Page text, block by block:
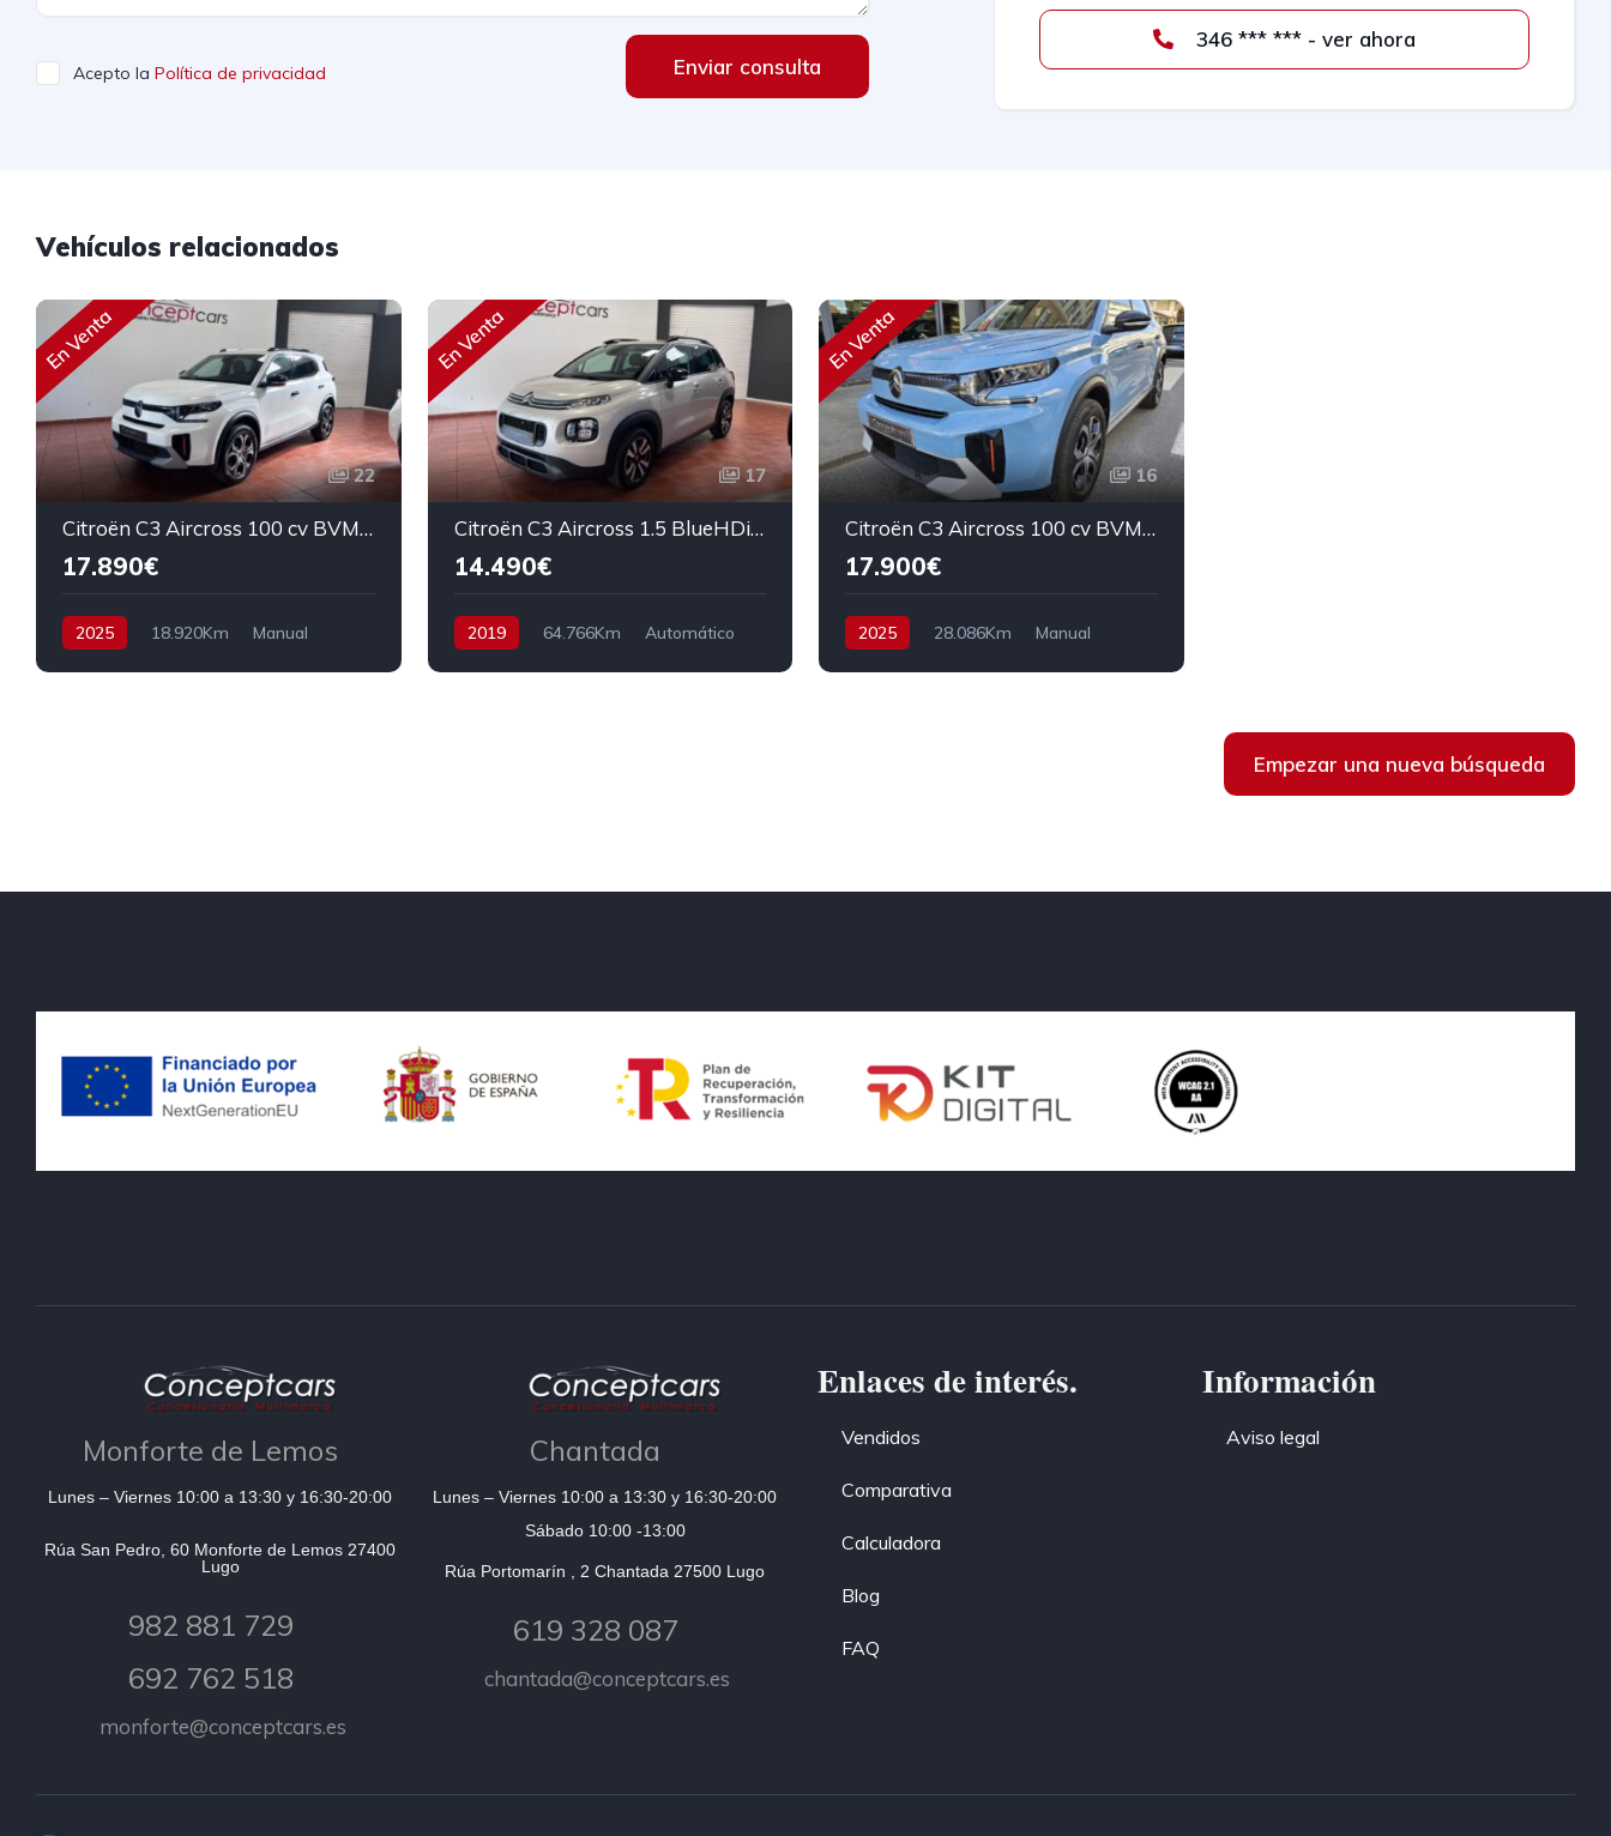
Acepto la Política de privacidad Enviar consulta
346 *** *** - ver ahora
Vehículos relacionados
En Venta
22
Citroën C3 Aircross 100 cv BVM6 Plus
17.890€
2025 18.920Km
Manual
En Venta
17
Citroën C3 Aircross 1.5 BlueHDi 120CV FEEL
14.490€
2019 64.766Km
Automático
En Venta
16
Citroën C3 Aircross 100 cv BVM6 Plus
17.900€
2025 28.086Km
Manual
Empezar una nueva búsqueda
Monforte de Lemos
Lunes – Viernes 10:00 a 13:30 y 16:30-20:00
Rúa San Pedro, 60 Monforte de Lemos 27400
Lugo
982 881 729
692 762 518
monforte@conceptcars.es
Chantada
Lunes – Viernes 10:00 a 13:30 y 16:30-20:00
Sábado 10:00 -13:00
Rúa Portomarín , 2 Chantada 27500 Lugo
619 328 087
chantada@conceptcars.es
Enlaces de interés.
Vendidos
Comparativa
Calculadora
Blog
FAQ
Información
Aviso legal